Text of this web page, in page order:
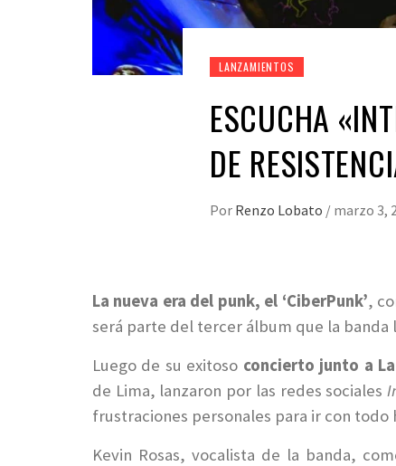
LANZAMIENTOS
ESCUCHA
DE
Por Renzo Lobato / marzo 3,
La nueva era del punk, el ‘CiberPunk’,
será parte del tercer álbum que la banda
Luego de su exitoso concierto junto a
de Lima, lanzaron por las redes sociales
frustraciones personales para ir con todo
Kevin Rosas, vocalista de la banda,